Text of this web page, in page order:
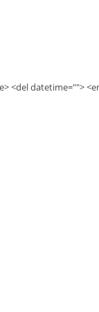
<del datetime="">